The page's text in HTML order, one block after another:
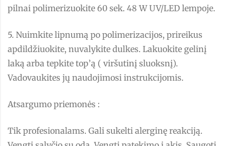
pilnai polimerizuokite 60 sek. 48 W UV/LED lempoje.
5. Nuimkite lipnumą po polimerizacijos, prireikus
apdildžiuokite, nuvalykite dulkes. Lakuokite gelinį
laką arba tepkite top’ą ( viršutinį sluoksnį).
Vadovaukites jų naudojimosi instrukcijomis.
Atsargumo priemonės :
Tik profesionalams. Gali sukelti alerginę reakciją.